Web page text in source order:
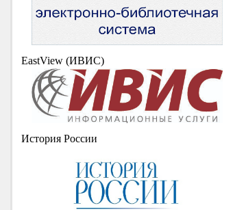
EastView (ИВИС)
История России